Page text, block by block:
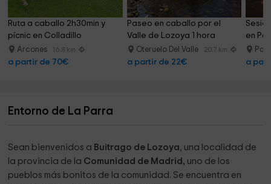
Ruta a caballo 2h30min y
pícnic en Colladillo
Arcones 16.8 km
a partir de 70€
Paseo en caballo por el
Valle de Lozoya 1 hora
Oteruelo Del Valle 20.7 km
a partir de 22€
en
a
Entorno de La Parra
Sean bienvenidos a Buitrago de Lozoya, una localidad de
la provincia de la Comunidad de Madrid, uno de los
pueblos más bonitos de la comunidad. Se encuentra en